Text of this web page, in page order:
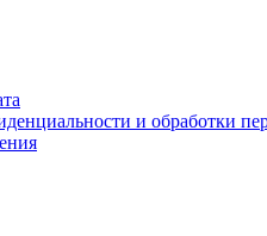
и обработки